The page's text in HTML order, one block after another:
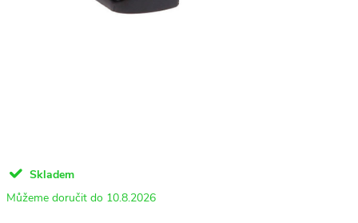
Skladem
10.8.2026